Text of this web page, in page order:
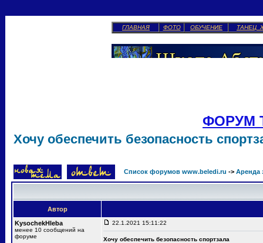
ГЛАВНАЯ ФОТО ОБУЧЕНИЕ ТАНЕЦ
ФОРУМ
Хочу обеспечить безопасность
Список форумов www.beledi.ru -> Аренда
Автор
KysochekHleba
менее 10 сообщений на
форуме
22.1.2021 15:11:22
Хочу обеспечить безопасность спортзала